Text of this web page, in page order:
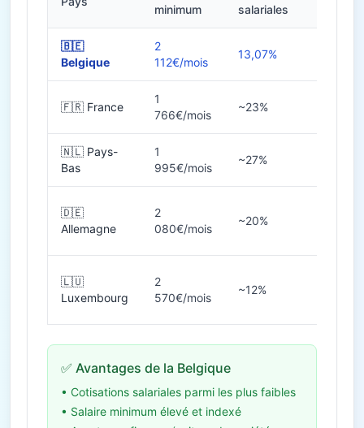
minimum salariales
🇧🇪
Belgique
2
112€/mois
13,07%
🇫🇷 France
1
766€/mois
~23%
🇳🇱 Pays-
Bas
1
995€/mois
~27%
🇩🇪
Allemagne
2
080€/mois
~20%
🇱🇺
Luxembourg
2
570€/mois
~12%
✅ Avantages de la Belgique
• Cotisations salariales parmi les plus faibles
• Salaire minimum élevé et indexé